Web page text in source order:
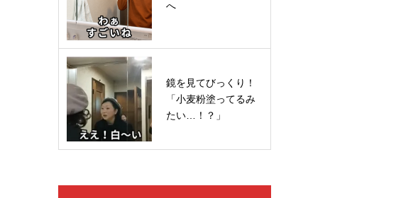
へ
鏡を見てびっくり！
「小麦粉塗ってるみ
たい…！？」